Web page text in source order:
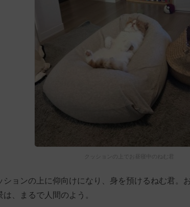
ションの上に仰向けになり、身を預けるねむ君。
は、まるで人間のよう。